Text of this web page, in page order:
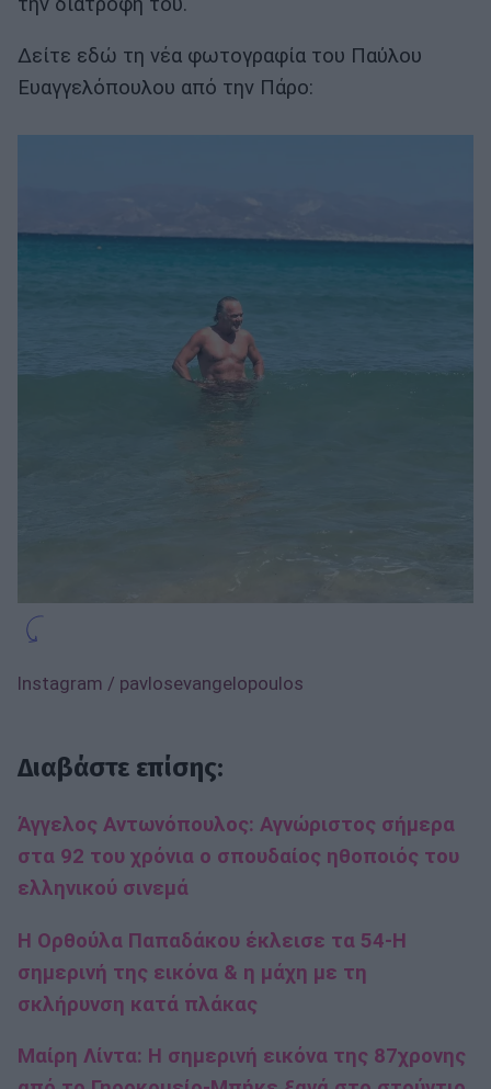
Δείτε εδώ τη νέα φωτογραφία του Παύλου
Ευαγγελόπουλου από την Πάρο:
Instagram / pavlosevangelopoulos
Διαβάστε επίσης:
Άγγελος Αντωνόπουλος: Αγνώριστος σήμερα
στα 92 του χρόνια ο σπουδαίος ηθοποιός του
ελληνικού σινεμά
Η Ορθούλα Παπαδάκου έκλεισε τα 54-Η
σημερινή της εικόνα & η μάχη με τη
σκλήρυνση κατά πλάκας
Μαίρη Λίντα: H σημερινή εικόνα της 87χρονης